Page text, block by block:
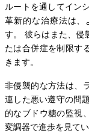
ルートを通してイン
革新的な治療法は、
す。 彼らはまた、侵
たは合併症を制限す
きます。
非侵襲的な方法は、
連した悪い遵守の問
的なブドウ糖の監視
変調器で進歩を見てい